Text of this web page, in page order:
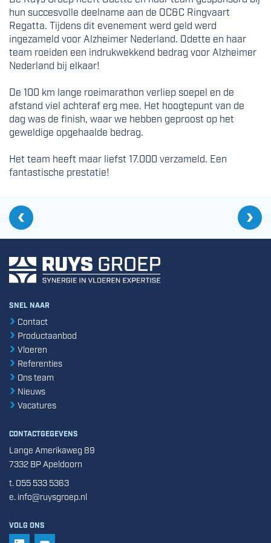
hun succesvolle deelname aan de OC&C Ringvaart
Regatta. Tijdens dit evenement werd geld werd
ingezameld voor Alzheimer Nederland. Odette en haar
team roeiden een indrukwekkend bedrag voor Alzheimer
Nederland bij elkaar!
De 100 km lange roeimarathon verliep soepel en de
afstand viel achteraf erg mee. Het hoogtepunt van de
dag was de finish, waar we hebben geproost op het
geweldige opgehaalde bedrag.
Het team heeft maar liefst 17.000 verzameld. Een
fantastische prestatie!
SNEL NAAR
Contact
Productaanbod
Vloeren
Referenties
Ons team
Nieuws
Vacatures
CONTACTGEGEVENS
Lange Amerikaweg 89
7332 BP Apeldoorn
t. 055 533 5363
e. info@ruysgroep.nl
VOLG ONS